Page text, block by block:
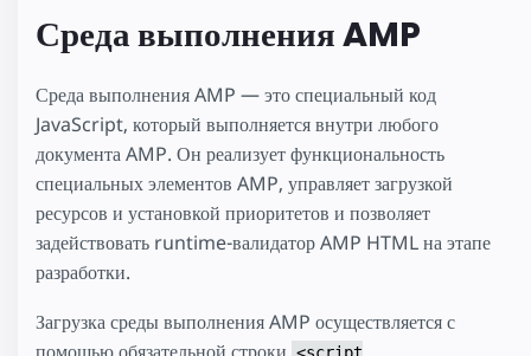
Среда выполнения AMP
Среда выполнения AMP — это специальный код
JavaScript, который выполняется внутри любого
документа AMP. Он реализует функциональность
специальных элементов AMP, управляет загрузкой
ресурсов и установкой приоритетов и позволяет
задействовать runtime-валидатор AMP HTML на этапе
разработки.
Загрузка среды выполнения AMP осуществляется с